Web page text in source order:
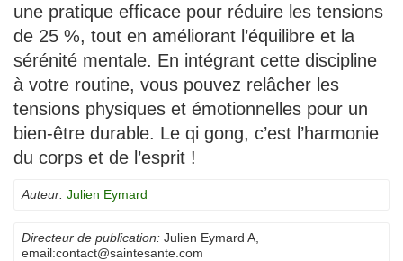
une pratique efficace pour réduire les tensions
de 25 %, tout en améliorant l’équilibre et la
sérénité mentale. En intégrant cette discipline
à votre routine, vous pouvez relâcher les
tensions physiques et émotionnelles pour un
bien-être durable. Le qi gong, c’est l’harmonie
du corps et de l’esprit !
Auteur: Julien Eymard
Directeur de publication: Julien Eymard A
email:contact@saintesante.com